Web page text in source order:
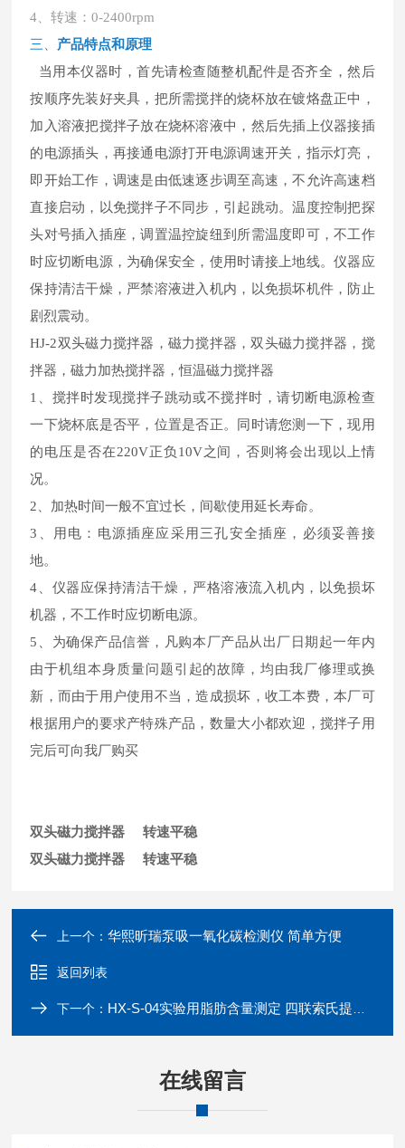
4、转速：0-2400rpm
三、 产品特点和原理
当用本仪器时，首先请检查随整机配件是否齐全，然后
按顺序先装好夹具，把所需搅拌的烧杯放在镀烙盘正中，
加入溶液把搅拌子放在烧杯溶液中，然后先插上仪器接插
的电源插头，再接通电源打开电源调速开关，指示灯亮，
即开始工作，调速是由低速逐步调至高速，不允许高速档
直接启动，以免搅拌子不同步，引起跳动。温度控制把探
头对号插入插座，调置温控旋纽到所需温度即可，不工作
时应切断电源，为确保安全，使用时请接上地线。仪器应
保持清洁干燥，严禁溶液进入机内，以免损坏机件，防止
剧烈震动。
HJ-2双头磁力搅拌器，磁力搅拌器，双头磁力搅拌器，搅
拌器，磁力加热搅拌器，恒温磁力搅拌器
1、搅拌时发现搅拌子跳动或不搅拌时，请切断电源检查
一下烧杯底是否平，位置是否正。同时请您测一下，现用
的电压是否在220V正负10V之间，否则将会出现以上情
况。
2、加热时间一般不宜过长，间歇使用延长寿命。
3、用电：电源插座应采用三孔安全插座，必须妥善接
地。
4、仪器应保持清洁干燥，严格溶液流入机内，以免损坏
机器，不工作时应切断电源。
5、为确保产品信誉，凡购本厂产品从出厂日期起一年内
由于机组本身质量问题引起的故障，均由我厂修理或换
新，而由于用户使用不当，造成损坏，收工本费，本厂可
根据用户的要求产特殊产品，数量大小都欢迎，搅拌子用
完后可向我厂购买
双头磁力搅拌器 转速平稳
双头磁力搅拌器 转速平稳
上一个：华熙昕瑞泵吸一氧化碳检测仪 简单方便
返回列表
下一个： HX-S-04实验用脂肪含量测定 四联索氏提取器
在线留言